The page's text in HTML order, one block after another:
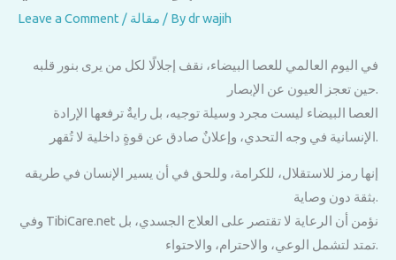
Leave a Comment / مقالة / Bydr wajih
في اليوم العالمي للعصا البيضاء، نقف إجلالًا لكل من يرى بنور قلبه
حين تعجز العيون عن الإبصار.
العصا البيضاء ليست مجرد وسيلة توجيه، بل رايةٌ ترفعها الإرادة
الإنسانية في وجه التحدي، وإعلانٌ صادق عن قوةٍ داخلية لا تُقهر.
إنها رمز للاستقلال، للكرامة، وللحق في أن يسير الإنسان في طريقه
بثقة دون وصاية.
وفي TibiCare.net نؤمن أن الرعاية لا تقتصر على العلاج الجسدي، بل
تمتد لتشمل الوعي، والاحترام، والاحتواء.